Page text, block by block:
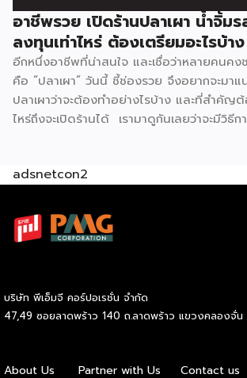
อาชีพรวย เปิดร้านปลาเผา น้ำจิ้ม
ลงทุนเท่าไหร่ ต้องเตรียมอะไรบ้าง
อีกหนึ่งอาชีพที่น่าสนใจ และเชื่อว่าหลายคนค
คือ “ปลาเผา” วันนี้ ชี้ช่องรวย จึงอยากจะมาแ
ปลาเผาว่าจะต้องทำอย่างไรบ้าง และที่สำคัญ
ไหร่ถึงจะเปิดร้านได้ เรามาดูกันเลยว่าจะมีวิธี
ผู้คนพลุกพล่อน เช่น ตลาดนัด แหล่งชุมชน ย่า
ได้มาก มีแหล่งซื้อวัตถุดิบ สิ่งสำคัญที่สุด คือ ป
แหล่งซื้อวัตถุดิบที่ดีสดใหม่ ไม่ว่าจะเป็น ปลานิ
ดี มีสูตรน้ำจิ้มรสเด็ด อีกหนึ่งสิ่งสำคัญที่ไม่ได้
เพราะแน่นอนว่าปลาย่างก็ต้องทานคู่กับน้ำจิ้มรส
น้ำจิ้มซีฟู้ด น้ำจิ้มถั่ว เป็นต้น ฉะนั้นเราจะต้องมี
จำเป็นต้องจัดเตรียมอุปกรณ์หลายอย่างอยู่พอ
adsnetcon2
บริษัท พีเอ็มจี คอร์ปอเรชั่น จำกัด
47,49 ซอยลาดพร้าว 140 ถ.ลาดพร้าว แขวงคลองจั่น
About Us Partner with Us Contact us